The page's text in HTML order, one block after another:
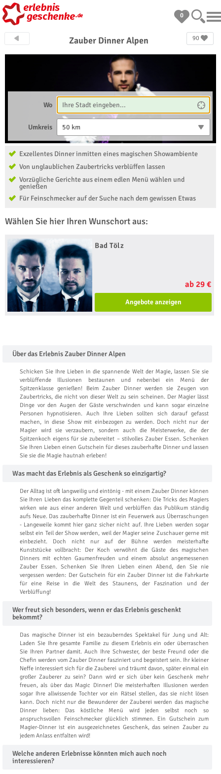
0
90
Zauber Dinner Alpen
Wo
Umkreis 50 km
Exzellentes Dinner inmitten eines magischen Showambiente
Von unglaublichen Zaubertricks verblüffen lassen
Vorzügliche Gerichte aus einem edlen Menü wählen und
genießen
Für Feinschmecker auf der Suche nach dem gewissen Etwas
Wählen Sie hier Ihren Wunschort aus:
Bad Tölz
ab 29 €
Angebote anzeigen
Über das Erlebnis Zauber Dinner Alpen
Schicken Sie Ihre Lieben in die spannende Welt der Magie, lassen Sie sie
verblüffende Illusionen bestaunen und nebenbei ein Menü der
Spitzenklasse genießen! Beim Zauber Dinner werden sie Zeugen von
Zaubertricks, die nicht von dieser Welt zu sein scheinen. Der Magier lässt
Dinge vor den Augen der Gäste verschwinden und kann sogar einzelne
Personen hypnotisieren. Auch Ihre Lieben sollten sich darauf gefasst
machen, in diese Show mit einbezogen zu werden. Doch nicht nur der
Magier wird sie verzaubern, sondern auch die Meisterwerke, die der
Spitzenkoch eigens für sie zubereitet – stilvolles Zauber Essen. Schenken
Sie Ihren Lieben einen Gutschein für dieses zauberhafte Dinner und lassen
Sie sie die Magie hautnah erleben!
Was macht das Erlebnis als Geschenk so einzigartig?
Der Alltag ist oft langweilig und eintönig - mit einem Zauber Dinner können
Sie Ihren Lieben das komplette Gegenteil schenken: Die Tricks des Magiers
wirken wie aus einer anderen Welt und verblüffen das Publikum ständig
aufs Neue. Das zauberhafte Dinner ist ein Feuerwerk aus Überraschungen
- Langeweile kommt hier ganz sicher nicht auf. Ihre Lieben werden sogar
selbst ein Teil der Show werden, weil der Magier seine Zuschauer gerne mit
einbezieht. Doch nicht nur auf der Bühne werden meisterhafte
Kunststücke vollbracht: Der Koch verwöhnt die Gäste des magischen
Dinners mit echten Gaumenfreuden und einem absolut angemessenen
Zauber Essen. Schenken Sie Ihren Lieben einen Abend, den Sie nie
vergessen werden: Der Gutschein für ein Zauber Dinner ist die Fahrkarte
für eine Reise in die Welt des Staunens, der Faszination und der
Verblüffung!
Wer freut sich besonders, wenn er das Erlebnis geschenkt
bekommt?
Das magische Dinner ist ein bezauberndes Spektakel für Jung und Alt:
Laden Sie Ihre gesamte Familie zu diesem Erlebnis ein oder überraschen
Sie Ihren Partner damit. Auch Ihre Schwester, der beste Freund oder die
Chefin werden vom Zauber Dinner fasziniert und begeistert sein. Ihr kleiner
Neffe interessiert sich für die Zauberei und träumt davon, später einmal ein
großer Zauberer zu sein? Dann wird er sich über kein Geschenk mehr
freuen, als über das Magic Dinner! Die meisterhaften Illusionen werden
sogar Ihre allwissende Tochter vor ein Rätsel stellen, das sie nicht lösen
kann. Doch nicht nur die Bewunderer der Zauberei werden das magische
Dinner lieben: Das köstliche Menü wird jeden selbst noch so
anspruchsvollen Feinschmecker glücklich stimmen. Ein Gutschein zum
Magier-Dinner ist ein ausgezeichnetes Geschenk, das seinen Zauber zu
jedem Anlass entfalten wird!
Welche anderen Erlebnisse könnten mich auch noch
interessieren?